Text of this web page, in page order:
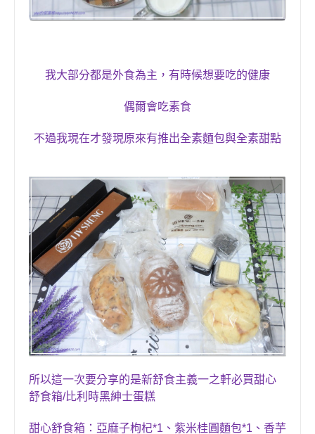
我大部分都是外食為主 ，有時候想要吃的健康
偶爾會吃素食
不過我現在才發現原來有推出全素麵包與全素甜點
所以這一次要分享的是新舒食主義一之軒必買甜心
舒食箱/比利時黑紳士蛋糕
甜心舒食箱：亞麻子枸杞*1 、紫米桂圓麵包*1 、香芋